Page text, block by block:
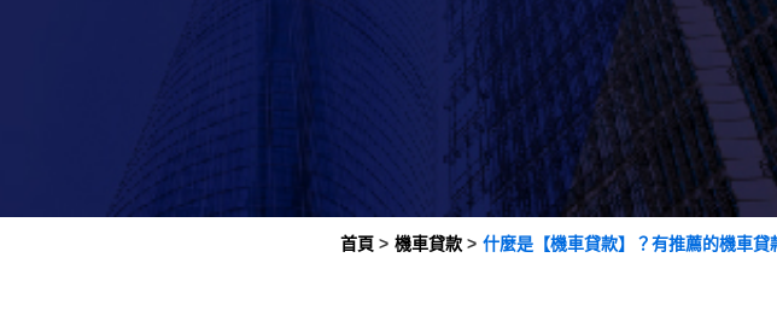
首頁 機車貸款 什麼是【機車貸款】？有推薦的機車貸